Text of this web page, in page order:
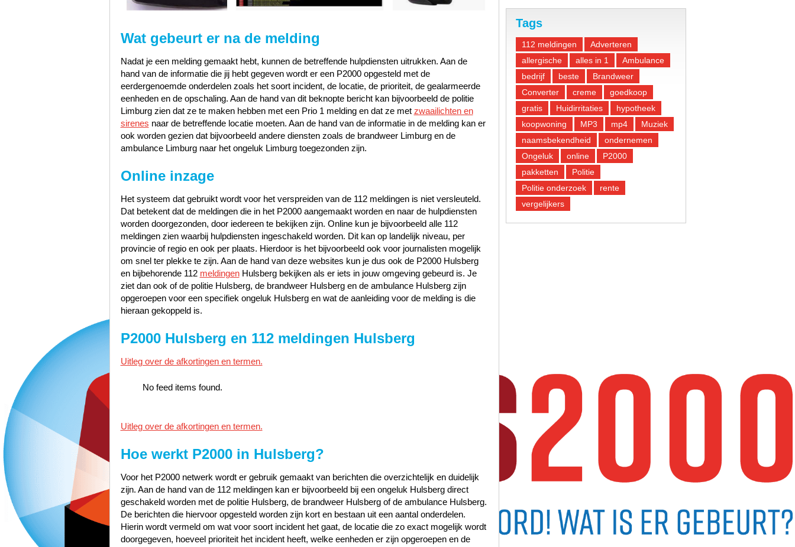
Wat gebeurt er na de melding
Nadat je een melding gemaakt hebt, kunnen de betreffende hulpdiensten uitrukken. Aan de
hand van de informatie die jij hebt gegeven wordt er een P2000 opgesteld met de
eerdergenoemde onderdelen zoals het soort incident, de locatie, de prioriteit, de gealarmeerde
eenheden en de opschaling. Aan de hand van dit beknopte bericht kan bijvoorbeeld de politie
Limburg zien dat ze te maken hebben met een Prio 1 melding en dat ze met zwaailichten en
sirenes naar de betreffende locatie moeten. Aan de hand van de informatie in de melding kan er
ook worden gezien dat bijvoorbeeld andere diensten zoals de brandweer Limburg en de
ambulance Limburg naar het ongeluk Limburg toegezonden zijn.
Online inzage
Het systeem dat gebruikt wordt voor het verspreiden van de 112 meldingen is niet versleuteld.
Dat betekent dat de meldingen die in het P2000 aangemaakt worden en naar de hulpdiensten
worden doorgezonden, door iedereen te bekijken zijn. Online kun je bijvoorbeeld alle 112
meldingen zien waarbij hulpdiensten ingeschakeld worden. Dit kan op landelijk niveau, per
provincie of regio en ook per plaats. Hierdoor is het bijvoorbeeld ook voor journalisten mogelijk
om snel ter plekke te zijn. Aan de hand van deze websites kun je dus ook de P2000 Hulsberg
en bijbehorende 112 meldingenHulsberg bekijken als er iets in jouw omgeving gebeurd is. Je
ziet dan ook of de politie Hulsberg, de brandweer Hulsberg en de ambulance Hulsberg zijn
opgeroepen voor een specifiek ongeluk Hulsberg en wat de aanleiding voor de melding is die
hieraan gekoppeld is.
P2000 Hulsberg en 112 meldingen Hulsberg
Uitleg over de afkortingen en termen.
No feed items found.
Uitleg over de afkortingen en termen.
Hoe werkt P2000 in Hulsberg?
Voor het P2000 netwerk wordt er gebruik gemaakt van berichten die overzichtelijk en duidelijk
zijn. Aan de hand van de 112 meldingen kan er bijvoorbeeld bij een ongeluk Hulsberg direct
geschakeld worden met de politie Hulsberg, de brandweer Hulsberg of de ambulance Hulsberg.
De berichten die hiervoor opgesteld worden zijn kort en bestaan uit een aantal onderdelen.
Hierin wordt vermeld om wat voor soort incident het gaat, de locatie die zo exact mogelijk wordt
doorgegeven, hoeveel prioriteit het incident heeft, welke eenheden er zijn opgeroepen en de
Tags
112 meldingen
Adverteren
allergische
alles in 1
Ambulance
bedrijf
beste
Brandweer
Converter
creme
goedkoop
gratis
Huidirritaties
hypotheek
koopwoning
MP3 mp4
Muziek
naamsbekendheid
ondernemen
Ongeluk
online
P2000
pakketten
Politie
Politie onderzoek
rente
vergelijkers